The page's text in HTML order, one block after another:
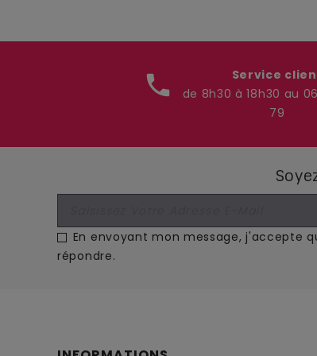
phone
Service
de 8h30 à 18h30 au
79
En envoyant mon message, j'accepte
répondre.